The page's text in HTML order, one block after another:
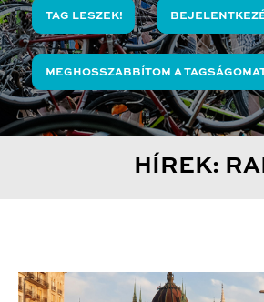
TAG LESZEK!
MEGHOSSZABBÍTOM A
HÍREK: